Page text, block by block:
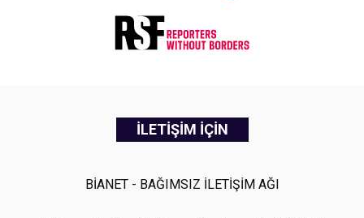
İLETİŞİM İÇİN
BİANET - BAĞIMSIZ İLETİŞİM AĞI